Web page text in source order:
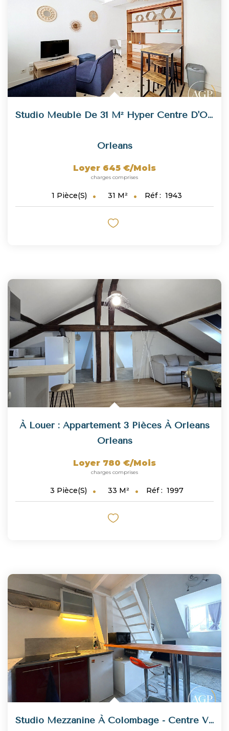
Studio Meublé De 31 M² Hyper Centre D'Orléans
Orleans
Loyer 645 €/mois
charges comprises
1 Pièce(s) 31 M² Réf : 1943
À Louer : Appartement 3 Pièces À Orléans
Orleans
Loyer 780 €/mois
charges comprises
3 Pièce(s) 33 M² Réf : 1997
Studio Mezzanine À Colombage - Centre Ville